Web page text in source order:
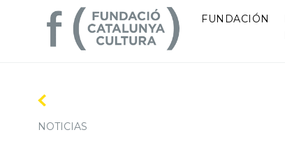
FUNDACIÓN
NOTICIAS